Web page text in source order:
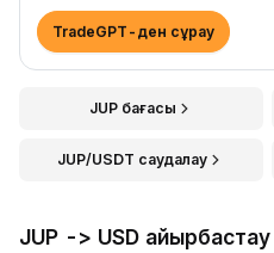
TradeGPT-ден сұрау
JUP бағасы
JUP/USDT саудалау
JUP -> USD